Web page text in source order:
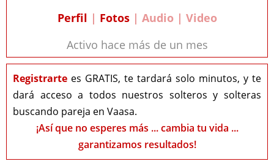
Perfil | Fotos| Audio | Video
Activo hace más de un mes
Registrarte es GRATIS, te tardará solo minutos, y te
dará acceso a todos nuestros solteros y solteras
buscando pareja en Vaasa.
¡Así que no esperes más ... cambia tu vida ...
garantizamos resultados!